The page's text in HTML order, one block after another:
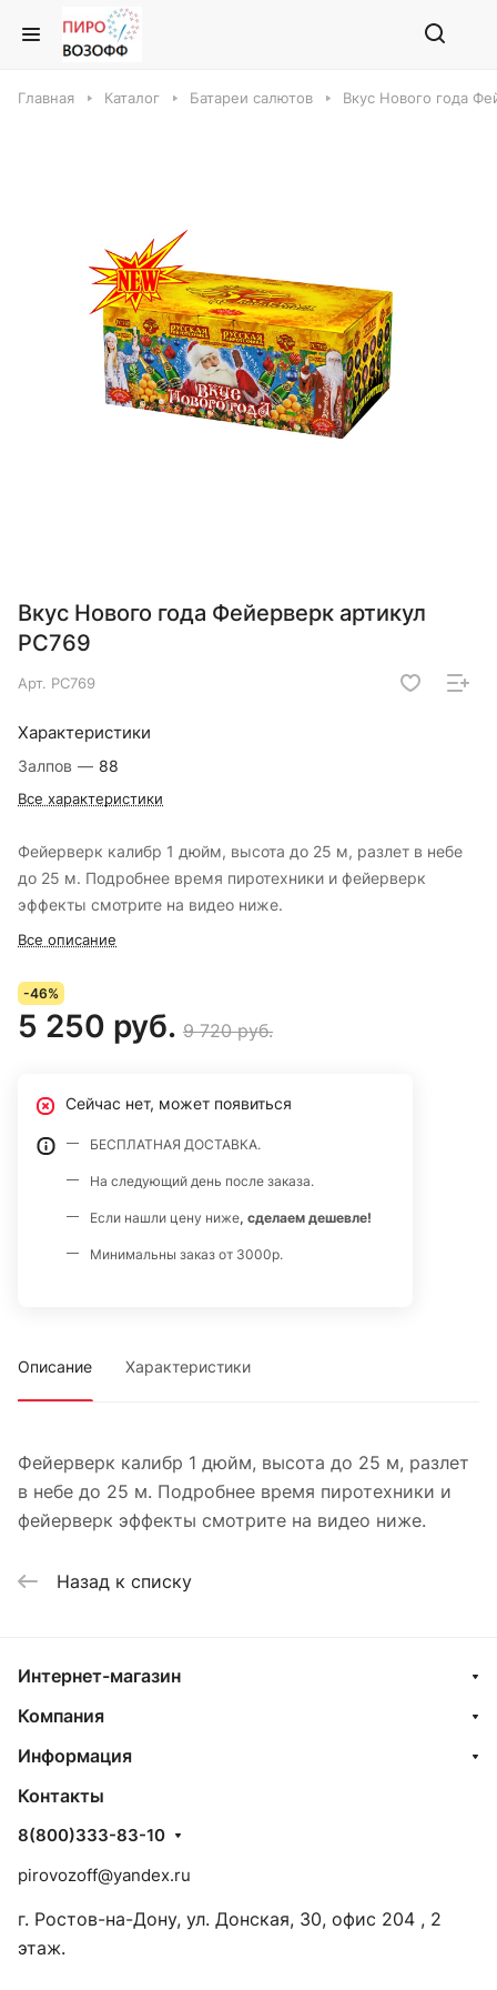
Главная Каталог Батареи салютов Вкус Нового года
Вкус Нового года Фейерверк артикул
РС769
Арт. РС769
Характеристики
Залпов — 88
Все характеристики
Фейерверк калибр 1 дюйм, высота до 25 м, разлет в небе
до 25 м. Подробнее время пиротехники и фейерверк
эффекты смотрите на видео ниже.
Все описание
-46%
5 250 руб. 9 720 руб.
Сейчас нет, может появиться
БЕСПЛАТНАЯ ДОСТАВКА.
На следующий день после заказа.
Если нашли цену ниже, сделаем дешевле!
Минимальны заказ от 3000р.
Описание Характеристики
Фейерверк калибр 1 дюйм, высота до 25 м, разлет
в небе до 25 м. Подробнее время пиротехники и
фейерверк эффекты смотрите на видео ниже.
Назад к списку
Интернет-магазин
Компания
Информация
Контакты
8(800)333-83-10
pirovozoff@yandex.ru
г. Ростов-на-Дону, ул. Донская, 30, офис 204 , 2
этаж.